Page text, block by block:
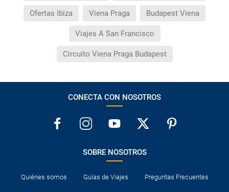
Ofertas Ibiza Viena Praga Budapest Viena
Viajes A San Francisco
Circuito Viena Praga Budapest
CONECTA CON NOSOTROS
SOBRE NOSOTROS
Quiénes somos Guías de Viajes Preguntas Frecuentes